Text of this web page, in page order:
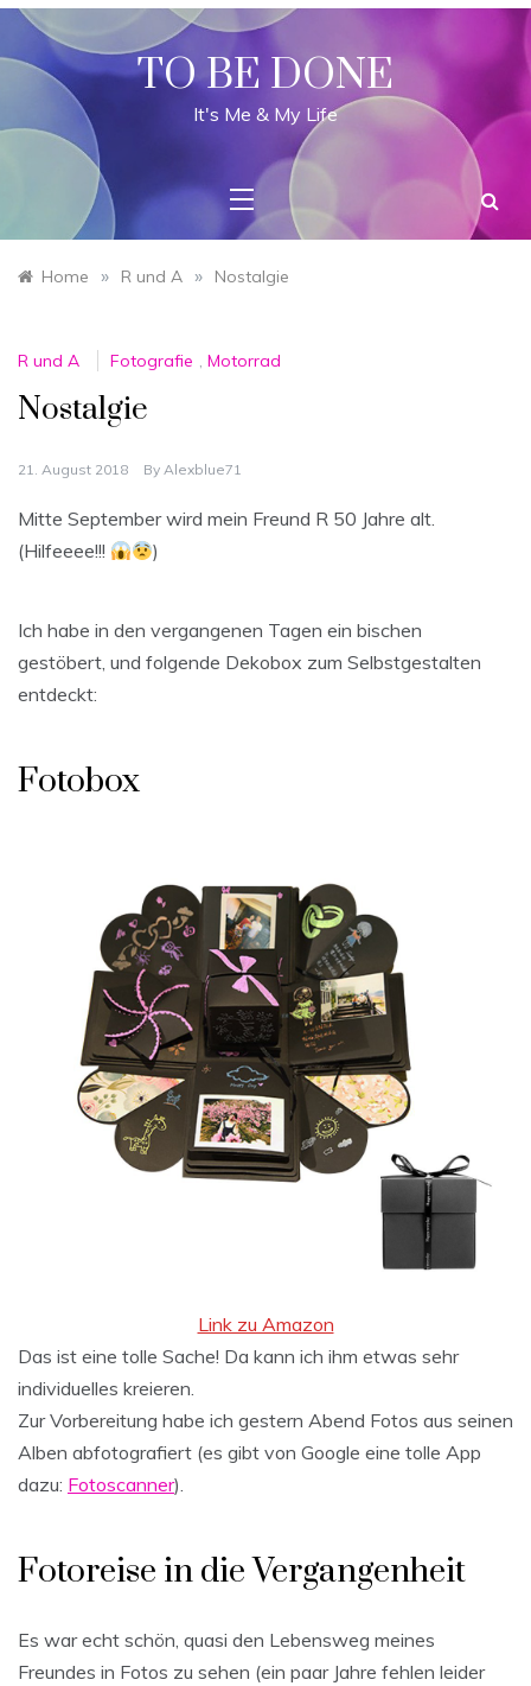
Skip
content
TO BE DONE
It's Me & My Life
Home » R und A » Nostalgie
R und A Fotografie , Motorrad
Nostalgie
21. August 2018 By Alexblue71
Mitte September wird mein Freund R 50 Jahre alt.
(Hilfeeee!!!
)
Ich habe in den vergangenen Tagen ein bischen
gestöbert, und folgende Dekobox zum Selbstgestalten
entdeckt:
Fotobox
Link zu Amazon
Das ist eine tolle Sache! Da kann ich ihm etwas sehr
individuelles kreieren.
Zur Vorbereitung habe ich gestern Abend Fotos aus seinen
Alben abfotografiert (es gibt von Google eine tolle App
dazu: Fotoscanner).
Fotoreise in die Vergangenheit
Es war echt schön, quasi den Lebensweg meines
Freundes in Fotos zu sehen (ein paar Jahre fehlen leider